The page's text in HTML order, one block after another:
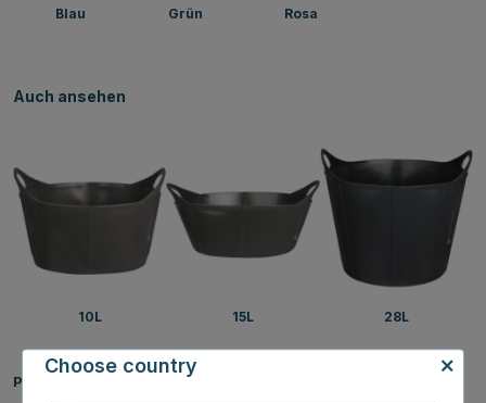
Blau Grün Rosa
Auch ansehen
10L 15L 28L
Produktinformationen
Choose country